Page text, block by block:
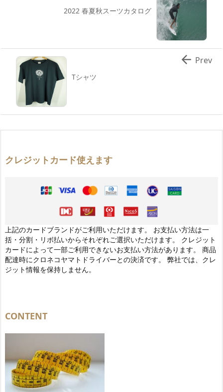
2022 春夏秋スーツカタログ
Tシャツ
 Prev
クレジットカード使えます
上記のカードブランドがご利用いただけます。 お支払い方法は一
括・分割・リボ払いからそれぞれご選択いただけます。 クレジット
カードによって一部ご利用できないお支払い方法があります。 商品
配達時にクロネコヤマトドライバーとの決済です。 弊社では、クレ
ジット情報を保持しません。
CONTENT